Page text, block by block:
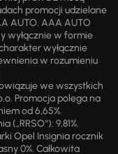
promocji udzielane
AUTO. AAA AUTO
wyłącznie w formie
wyłącznie
w rozumieniu
we wszystkich
Promocja polega na
od 6,65%.
9,81%.
Opel Insignia rocznik
0%. Całkowita